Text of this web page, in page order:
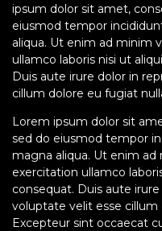
ipsum dolor sit amet,
eiusmod tempor
aliqua. Ut enim ad minim
ullamco laboris nisi ut
Duis aute irure dolor in
cillum dolore eu fugiat
Lorem ipsum dolor sit
sed do eiusmod tempor
magna aliqua. Ut enim
exercitation ullamco
consequat. Duis aute
voluptate velit esse cillum
Excepteur sint occaecat